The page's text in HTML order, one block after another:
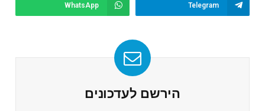
Telegram
WhatsApp
הירשם לעדכונים